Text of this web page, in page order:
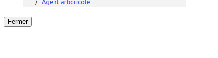
Fermer